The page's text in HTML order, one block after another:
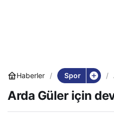
Haberler Spor
Arda Güler için